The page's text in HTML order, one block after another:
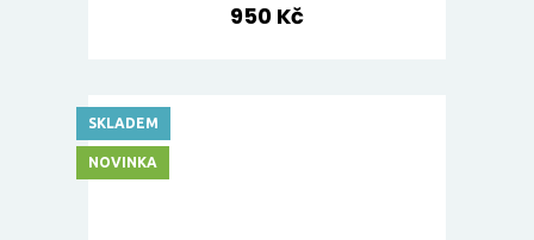
950 Kč
SKLADEM
NOVINKA